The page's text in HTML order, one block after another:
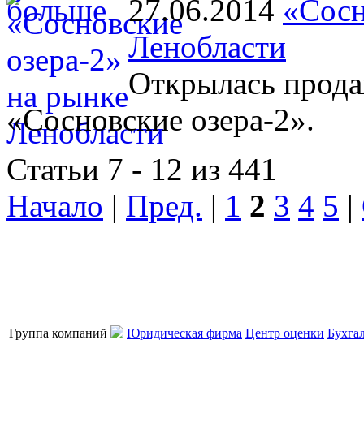
27.06.2014
Ленобласти
Открылась
«Сосновские озера-2».
Статьи 7 - 12 из 441
Начало | Пред. | 1 2 3 4 5 |
Группа компаний Юридическая фирма Центр оценки